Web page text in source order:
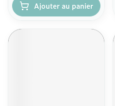
Ajouter au panier